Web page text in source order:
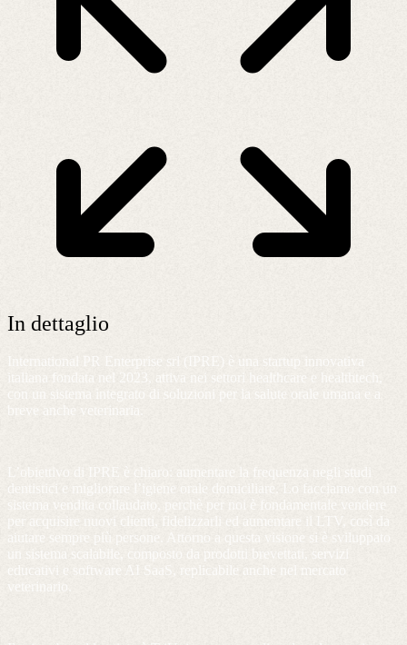
In dettaglio
International PR Enterprise srl (IPRE) è una startup innovativa
italiana fondata nel 2023, attiva nei settori healthcare e healthtech,
con un sistema integrato di soluzioni per la salute orale umana e a
breve anche veterinaria.
L’obiettivo di IPRE è chiaro: aumentare la frequenza negli studi
dentistici e migliorare l’igiene orale domiciliare. Lo facciamo con un
sistema vendita collaudato, perchè per noi è fondamentale vendere
per acquisire nuovi clienti, fidelizzarli ed aumentare il LTV, così da
aiutare sempre più persone. Attorno a questa visione si è sviluppato
un sistema scalabile, composto da prodotti brevettati, servizi
educativi e software AI SaaS, replicabile anche nel mercato
veterinario.